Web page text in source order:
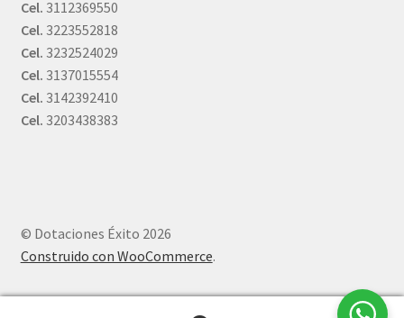
Cel. 3112369550
Cel. 3223552818
Cel. 3232524029
Cel. 3137015554
Cel. 3142392410
Cel. 3203438383
© Dotaciones Éxito 2026
Construido con WooCommerce.